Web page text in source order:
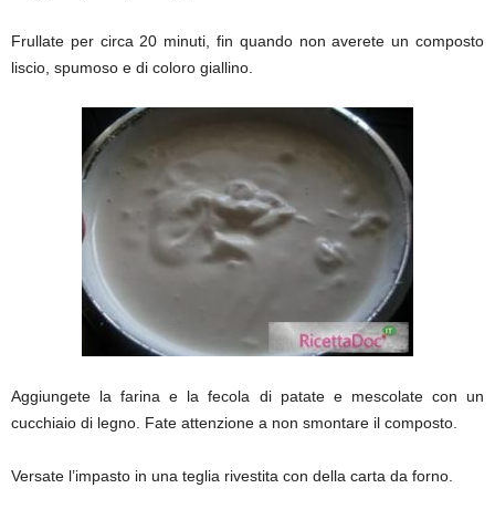
Frullate per circa 20 minuti, fin quando non averete un composto
liscio, spumoso e di coloro giallino.
Aggiungete la farina e la fecola di patate e mescolate con un
cucchiaio di legno. Fate attenzione a non smontare il composto.
Versate l’impasto in una teglia rivestita con della carta da forno.